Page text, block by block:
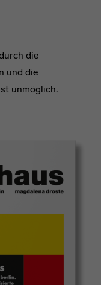
die
und die
unmöglich.